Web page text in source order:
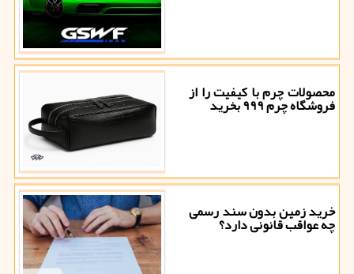
محصولات چرم با کیفیت را از
فروشگاه چرم ۹۹۹ بخرید
خرید زمین بدون سند رسمی
چه عواقب قانونی دارد؟